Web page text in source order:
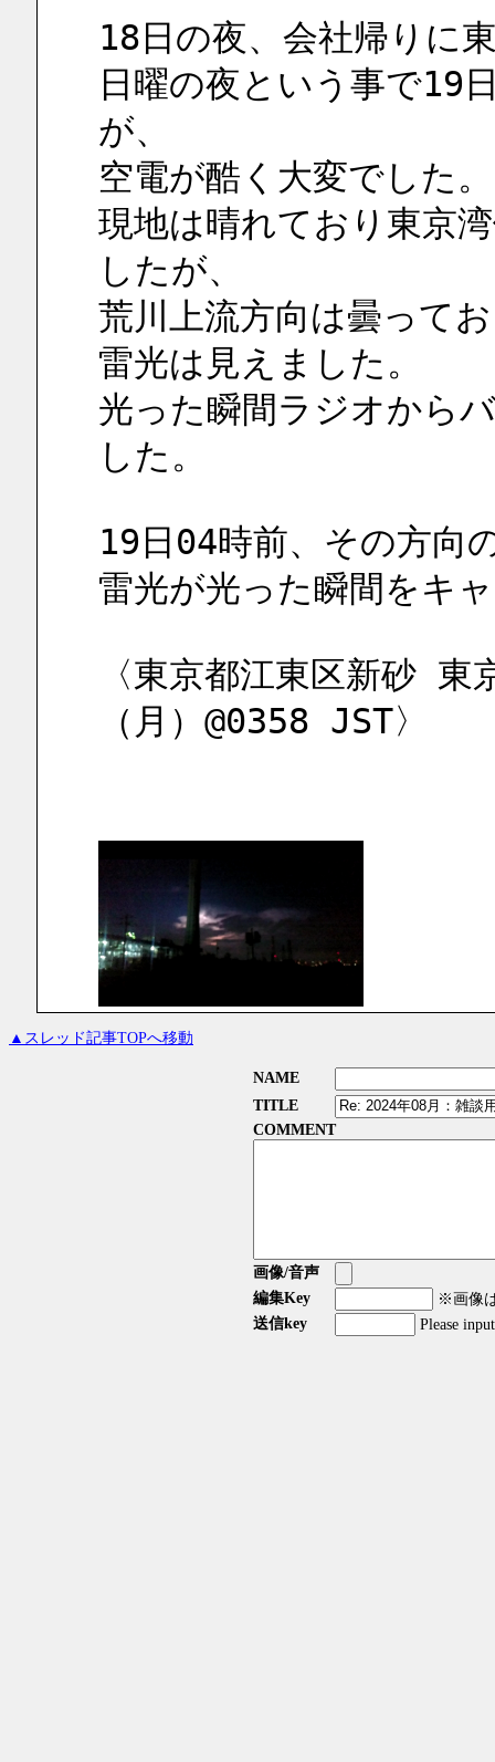
18日の夜、会社帰りに
日曜の夜という事で19
が、
空電が酷く大変でした。
現地は晴れており東京
したが、
荒川上流方向は曇って
雷光は見えました。
光った瞬間ラジオから
した。
19日04時前、その方向
雷光が光った瞬間をキ
〈東京都江東区新砂
（月）@0358 JST〉
▲スレッド記事TOPへ移動
NAME
TITLE
COMMENT
画像/音声
編集Key
※画像
送信key
Please